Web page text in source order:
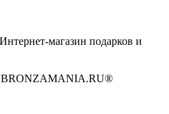
Интернет-магазин подарков и